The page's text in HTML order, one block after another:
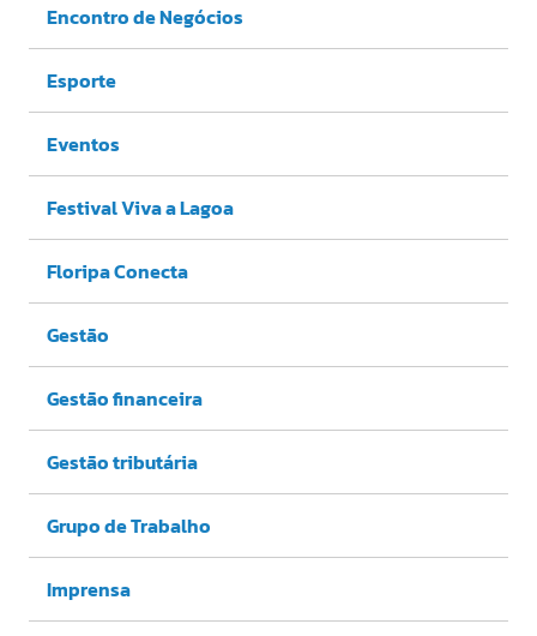
Encontro de Negócios
Esporte
Eventos
Festival Viva a Lagoa
Floripa Conecta
Gestão
Gestão financeira
Gestão tributária
Grupo de Trabalho
Imprensa